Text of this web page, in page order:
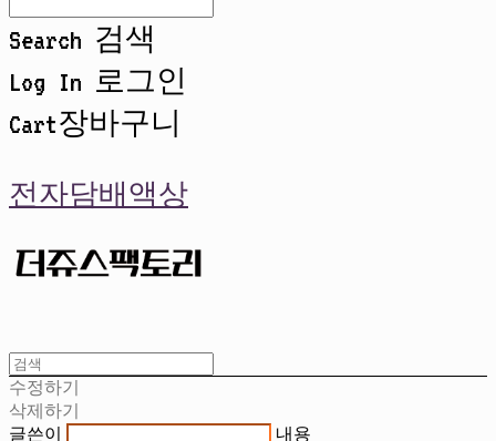
Search 검색
Log In 로그인
Cart장바구니
전자담배액상
수정하기
삭제하기
글쓴이
내용